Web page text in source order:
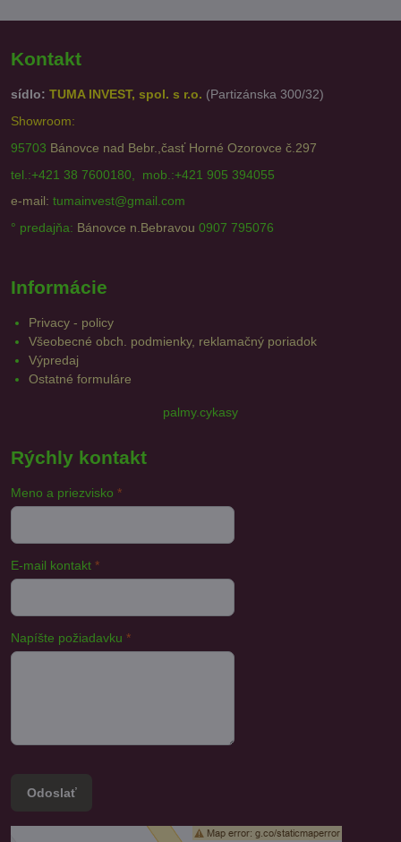
Kontakt
sídlo: TUMA INVEST, spol. s r.o. (Partizánska 300/32)
Showroom:
95703 Bánovce nad Bebr.,časť Horné Ozorovce č.297
tel.:+421 38 7600180, mob.:+421 905 394055
e-mail: tumainvest@gmail.com
° predajňa: Bánovce n.Bebravou 0907 795076
Informácie
Privacy - policy
Všeobecné obch. podmienky, reklamačný poriadok
Výpredaj
Ostatné formuláre
palmy.cykasy
Rýchly kontakt
Meno a priezvisko *
E-mail kontakt *
Napíšte požiadavku *
Odoslať